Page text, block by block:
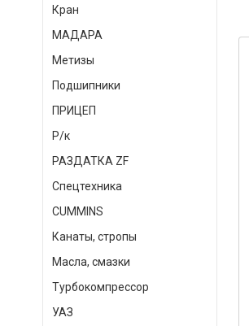
Кран
МАДАРА
Метизы
Подшипники
ПРИЦЕП
Р/к
РАЗДАТКА ZF
Спецтехника
СUMMINS
Канаты, стропы
Масла, смазки
Турбокомпрессор
УАЗ
Евро-4 Common Rail АЗПИ (ан.
0445228006 BOSCH) АЗПИ ОАО,
Артикул: